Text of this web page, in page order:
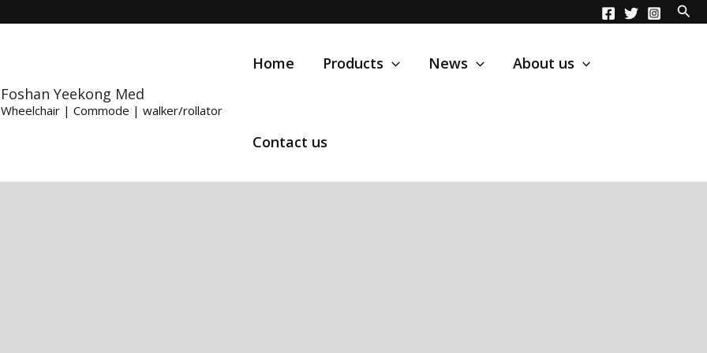
Foshan Yeekong Med
Wheelchair | Commode | walker/rollator
Home Products News About us
Contact us